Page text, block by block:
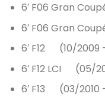
6′ F06 Gran
6′ F06 Gran
6′ F12 (10/2009
6′ F12 LCI (05/
6′ F13 (03/2010